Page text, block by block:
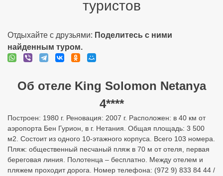
туристов
Отдыхайте с друзьями: Поделитесь с ними
найденным туром.
Об отеле King Solomon Netanya
4****
Построен: 1980 г. Реновация: 2007 г. Расположен: в 40 км от
аэропорта Бен Гурион, в г. Нетания. Общая площадь: 3 500
м2. Состоит из одного 10-этажного корпуса. Всего 103 номера.
Пляж: общественный песчаный пляж в 70 м от отеля, первая
береговая линия. Полотенца – бесплатно. Между отелем и
пляжем проходит дорога. Номер телефона: (972 9) 833 84 44 /